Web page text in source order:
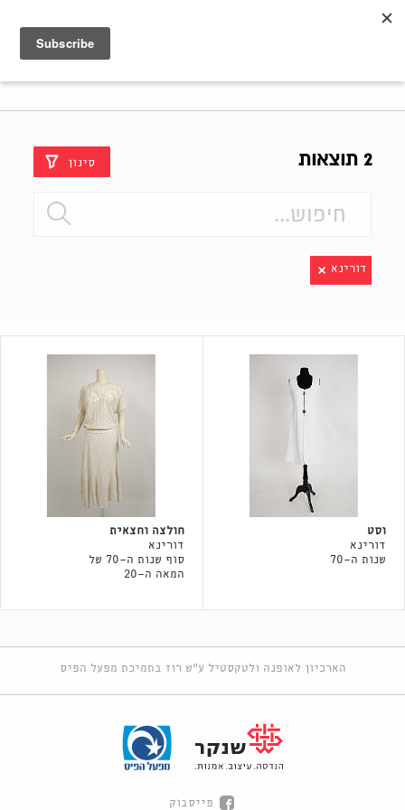
2 תוצאות סינון
דורינא
וסט
דורינא
שנות ה-70
חולצה וחצאית
דורינא
סוף שנות ה-70 של
המאה ה-20
הארכיון לאופנה ולטקסטיל ע"ש רוז בתמיכת מפעל הפיס
פייסבוק